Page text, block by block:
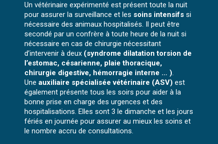
Un vétérinaire expérimenté est présent toute la nuit
pour assurer la surveillance et les soins intensifs si
nécessaire des animaux hospitalisés. Il peut être
secondé par un confrère à toute heure de la nuit si
nécessaire en cas de chirurgie nécessitant
d’intervenir à deux (syndrome dilatation torsion de
l’estomac, césarienne, plaie thoracique,
chirurgie digestive, hémorragie interne … ).
Une auxiliaire spécialisée vétérinaire (ASV) est
également présente tous les soirs pour aider à la
bonne prise en charge des urgences et des
hospitalisations. Elles sont 3 le dimanche et les jours
fériés en journée pour assurer au mieux les soins et
le nombre accru de consultations.